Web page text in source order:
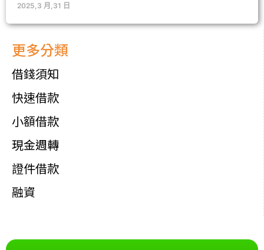
更多分類
借錢須知
快速借款
小額借款
現金週轉
證件借款
融資
2025,3 月,31 日